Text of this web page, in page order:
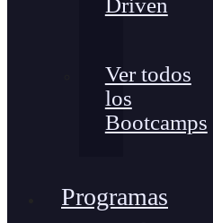
Driven
Ver todos
los
Bootcamps
Programas